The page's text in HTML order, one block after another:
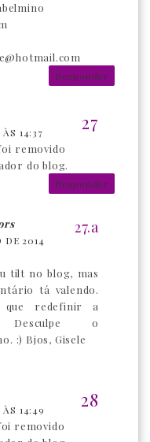
Responder
14:37
removido
do blog.
Responder
DE 2014
tilt no blog, mas
tá valendo.
redefinir a
Desculpe o
:) Bjos, Gisele
14:49
removido